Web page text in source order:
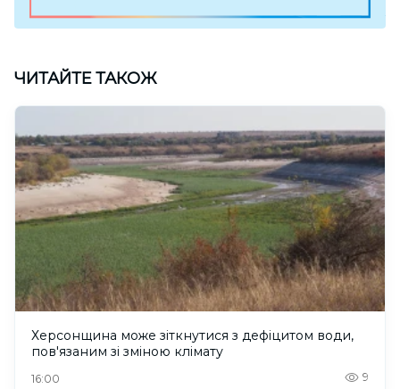
ЧИТАЙТЕ ТАКОЖ
Херсонщина може зіткнутися з дефіцитом води,
пов'язаним зі зміною клімату
16:00 9